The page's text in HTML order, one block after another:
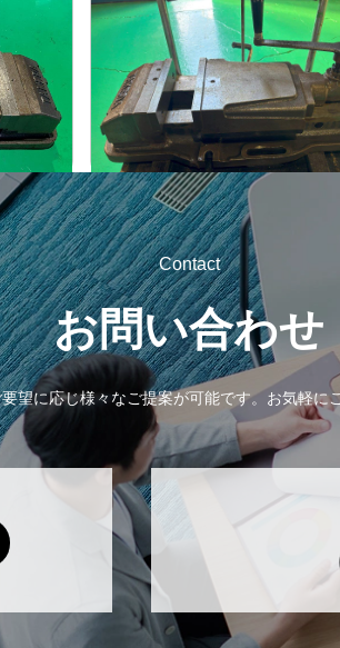
メーカー 武田
形 式TK-200HVS-U
式-
Contact
お問い合わせ
望に応じ様々なご提案が可能です。 お気軽に